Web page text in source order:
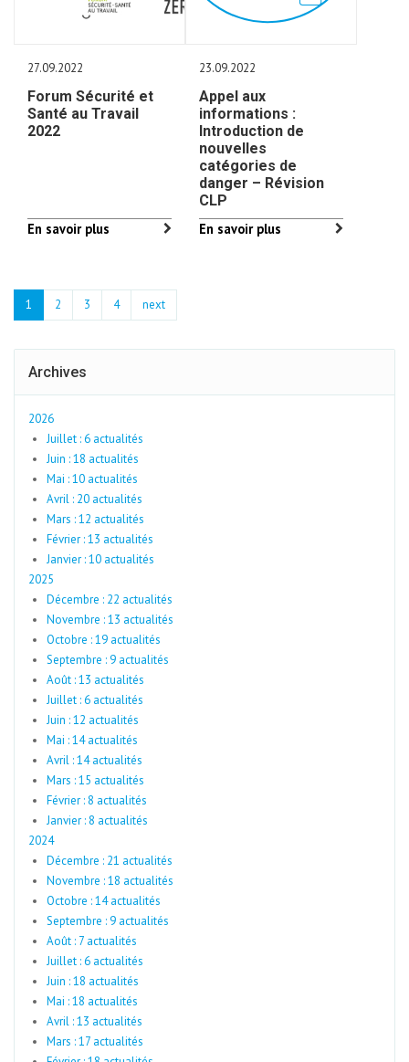
27.09.2022
Forum Sécurité et
Santé au Travail
2022
En savoir plus
23.09.2022
Appel aux
informations :
Introduction de
nouvelles
catégories de
danger – Révision
CLP
En savoir plus
1 2 3 4 next
Archives
2026
Juillet : 6 actualités
Juin : 18 actualités
Mai : 10 actualités
Avril : 20 actualités
Mars : 12 actualités
Février : 13 actualités
Janvier : 10 actualités
2025
Décembre : 22 actualités
Novembre : 13 actualités
Octobre : 19 actualités
Septembre : 9 actualités
Août : 13 actualités
Juillet : 6 actualités
Juin : 12 actualités
Mai : 14 actualités
Avril : 14 actualités
Mars : 15 actualités
Février : 8 actualités
Janvier : 8 actualités
2024
Décembre : 21 actualités
Novembre : 18 actualités
Octobre : 14 actualités
Septembre : 9 actualités
Août : 7 actualités
Juillet : 6 actualités
Juin : 18 actualités
Mai : 18 actualités
Avril : 13 actualités
Mars : 17 actualités